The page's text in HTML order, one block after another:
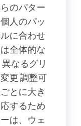
のパター
人のパッ
に合わせ
全体的な
なるグリ
更 調整可
とに大き
するため
は、ウェ